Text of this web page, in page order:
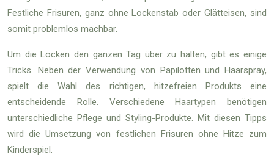
Festliche Frisuren, ganz ohne Lockenstab oder Glätteisen, sind
somit problemlos machbar.
Um die Locken den ganzen Tag über zu halten, gibt es einige
Tricks. Neben der Verwendung von Papilotten und Haarspray,
spielt die Wahl des richtigen, hitzefreien Produkts eine
entscheidende Rolle. Verschiedene Haartypen benötigen
unterschiedliche Pflege und Styling-Produkte. Mit diesen Tipps
wird die Umsetzung von festlichen Frisuren ohne Hitze zum
Kinderspiel.